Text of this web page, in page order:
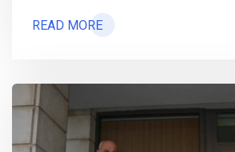
READ MORE